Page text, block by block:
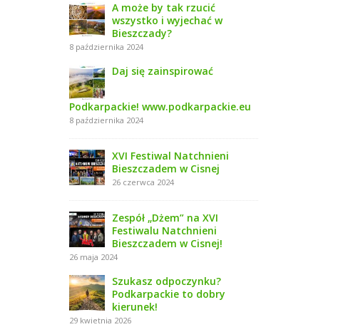
A może by tak rzucić
wszystko i wyjechać w
Bieszczady?
8 października 2024
Daj się zainspirować
Podkarpackie! www.podkarpackie.eu
8 października 2024
XVI Festiwal Natchnieni
Bieszczadem w Cisnej
26 czerwca 2024
Zespół „Dżem” na XVI
Festiwalu Natchnieni
Bieszczadem w Cisnej!
26 maja 2024
Szukasz odpoczynku?
Podkarpackie to dobry
kierunek!
29 kwietnia 2026